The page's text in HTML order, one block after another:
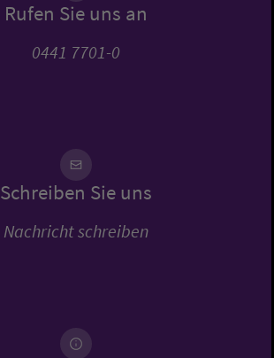
Rufen Sie uns an
0441 7701-0
Schreiben Sie uns
Nachricht schreiben